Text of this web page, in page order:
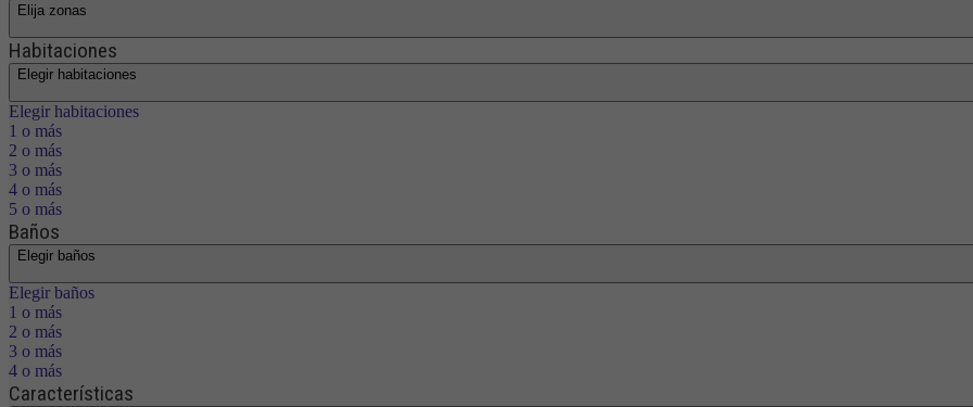
Elija zonas
Habitaciones
Elegir habitaciones
Elegir habitaciones
1 o más
2 o más
3 o más
4 o más
5 o más
Baños
Elegir baños
Elegir baños
1 o más
2 o más
3 o más
4 o más
Características